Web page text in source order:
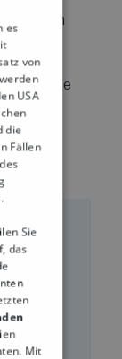
um den
zu
dabei
es
von
USA
die
Fällen
Sie
das
Mit